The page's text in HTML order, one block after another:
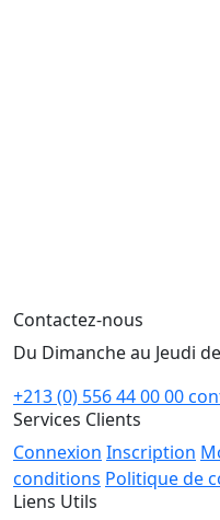
Contactez-nous
Du Dimanche au Jeudi
+213 (0) 556 44 00 00
Services Clients
Connexion Inscription
conditions Politique de
Liens Utils